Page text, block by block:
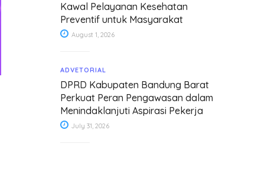
Kawal Pelayanan Kesehatan
Preventif untuk Masyarakat
August 1, 2026
ADVETORIAL
DPRD Kabupaten Bandung Barat
Perkuat Peran Pengawasan dalam
Menindaklanjuti Aspirasi Pekerja
July 31, 2026